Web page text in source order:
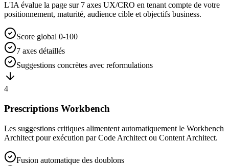
L'IA évalue la page sur 7 axes UX/CRO en tenant compte de votre
positionnement, maturité, audience cible et objectifs business.
Score global 0-100
7 axes détaillés
Suggestions concrètes avec reformulations
4
Prescriptions Workbench
Les suggestions critiques alimentent automatiquement le Workbench
Architect pour exécution par Code Architect ou Content Architect.
Fusion automatique des doublons